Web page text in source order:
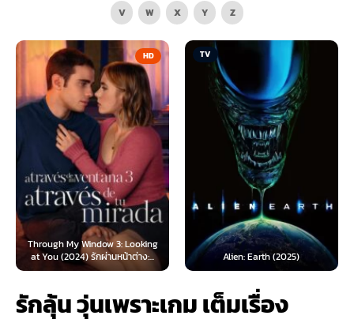
V
W X Y Z
HD
Through My Window 3: Looking
at You (2024) รักผ่านหน้าต่าง:...
TV
Alien: Earth (2025)
รักลุ้น วุ่นเพราะเกม เต็มเรื่อง